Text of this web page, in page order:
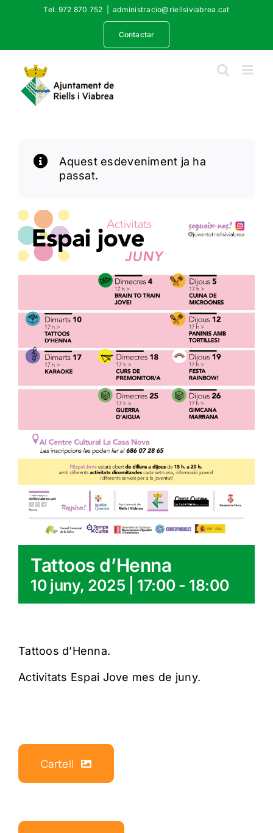
Tel. 972 870 752 administracio@riellsiviabrea.cat
Contactar
Aquest esdeveniment ja ha
passat.
Tattoos d’Henna
10 juny, 2025 | 17:00- 18:00
Tattoos d’Henna.
Activitats Espai Jove mes de juny.
Cartell